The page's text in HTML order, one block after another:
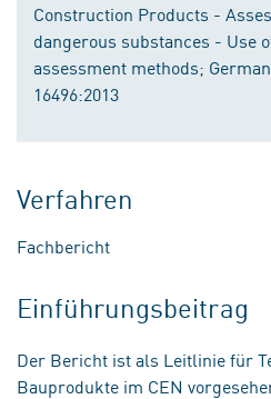
Construction Products -
dangerous substances - Use
assessment methods;
16496:2013
Verfahren
Fachbericht
Einführungsbeitrag
Der Bericht ist als Leitlinie für
Bauprodukte im CEN